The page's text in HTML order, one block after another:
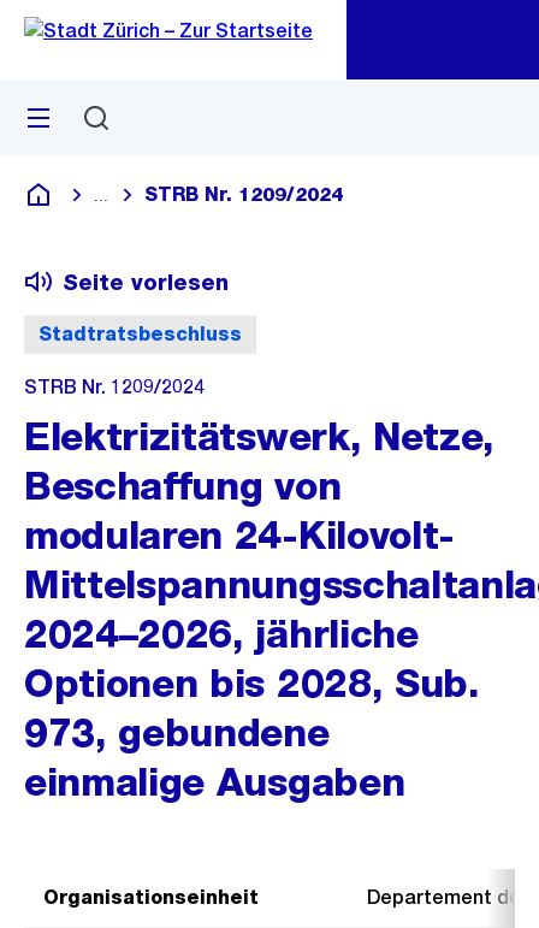
Navigation
Sprunglink
Menü
Deutsch
Blende alle Breadcrumbs ein
STRB Nr. 1209/2024
Stadtratsbeschluss
Seite vorlesen
STRB Nr. 1209/2024
Elektrizitätswerk, Netze,
Beschaffung von
modularen 24-Kilovolt-
2024–2026, jährliche
Optionen bis 2028, Sub.
973, gebundene
einmalige Ausgaben
Organisationseinheit Departement der